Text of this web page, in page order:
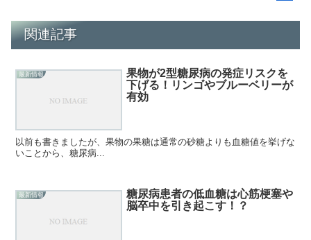
関連記事
最新情報
果物が2型糖尿病の発症リスクを
下げる！リンゴやブルーベリーが
有効
以前も書きましたが、果物の果糖は通常の砂糖よりも血糖値を挙げな
いことから、糖尿病...
最新情報
糖尿病患者の低血糖は心筋梗塞や
脳卒中を引き起こす！？